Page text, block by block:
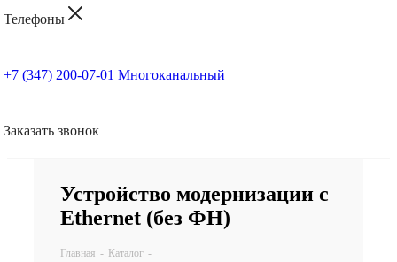
Телефоны
+7 (347) 200-07-01 Многоканальный
Заказать звонок
Устройство модернизации с
Ethernet (без ФН)
Главная - Каталог -